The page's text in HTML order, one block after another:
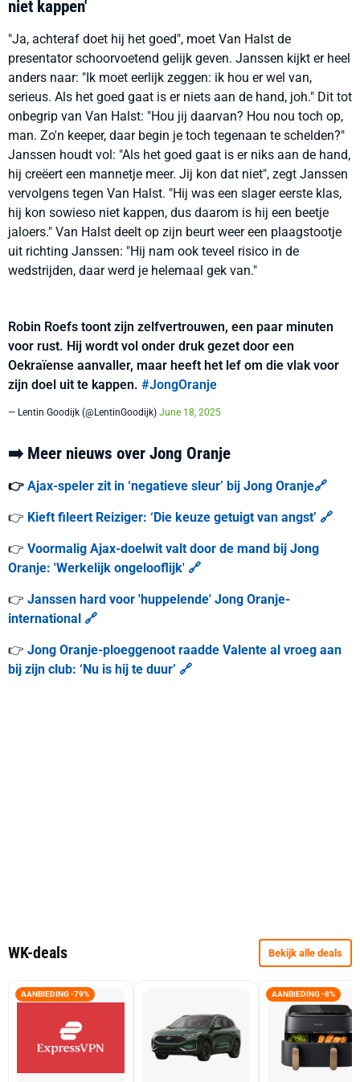
niet kappen'
"Ja, achteraf doet hij het goed", moet Van Halst de
presentator schoorvoetend gelijk geven. Janssen kijkt er heel
anders naar: "Ik moet eerlijk zeggen: ik hou er wel van,
serieus. Als het goed gaat is er niets aan de hand, joh." Dit tot
onbegrip van Van Halst: "Hou jij daarvan? Hou nou toch op,
man. Zo'n keeper, daar begin je toch tegenaan te schelden?"
Janssen houdt vol: "Als het goed gaat is er niks aan de hand,
hij creëert een mannetje meer. Jij kon dat niet", zegt Janssen
vervolgens tegen Van Halst. "Hij was een slager eerste klas,
hij kon sowieso niet kappen, dus daarom is hij een beetje
jaloers." Van Halst deelt op zijn beurt weer een plaagstootje
uit richting Janssen: "Hij nam ook teveel risico in de
wedstrijden, daar werd je helemaal gek van."
Robin Roefs toont zijn zelfvertrouwen, een paar minuten
voor rust. Hij wordt vol onder druk gezet door een
Oekraïense aanvaller, maar heeft het lef om die vlak voor
zijn doel uit te kappen. #JongOranje
— Lentin Goodijk (@LentinGoodijk) June 18, 2025
➡️ Meer nieuws over Jong Oranje
👉 Ajax-speler zit in ‘negatieve sleur’ bij Jong Oranje🔗
👉 Kieft fileert Reiziger: ‘Die keuze getuigt van angst’ 🔗
👉 Voormalig Ajax-doelwit valt door de mand bij Jong
Oranje: 'Werkelijk ongelooflijk' 🔗
👉 Janssen hard voor 'huppelende' Jong Oranje-
international 🔗
👉 Jong Oranje-ploeggenoot raadde Valente al vroeg aan
bij zijn club: ‘Nu is hij te duur’ 🔗
WK-deals Bekijk alle deals
AANBIEDING -79% AANBIEDING -8%